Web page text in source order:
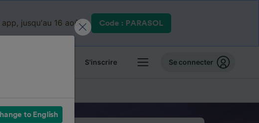
jusqu'au 16 août. Code : PARASOL
S'inscrire Se connecter
to English